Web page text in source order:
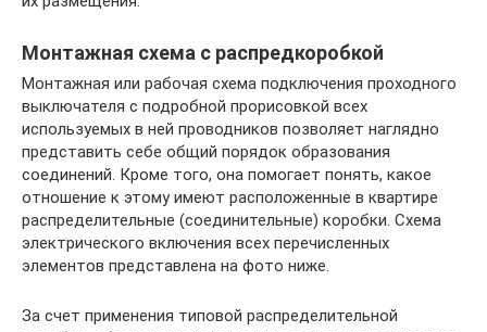
Монтажная схема с распредкоробкой
Монтажная или рабочая схема подключения проходного
выключателя с подробной прорисовкой всех
используемых в ней проводников позволяет наглядно
представить себе общий порядок образования
соединений. Кроме того, она помогает понять, какое
отношение к этому имеют расположенные в квартире
распределительные (соединительные) коробки. Схема
электрического включения всех перечисленных
элементов представлена на фото ниже.
За счет применения типовой распределительной